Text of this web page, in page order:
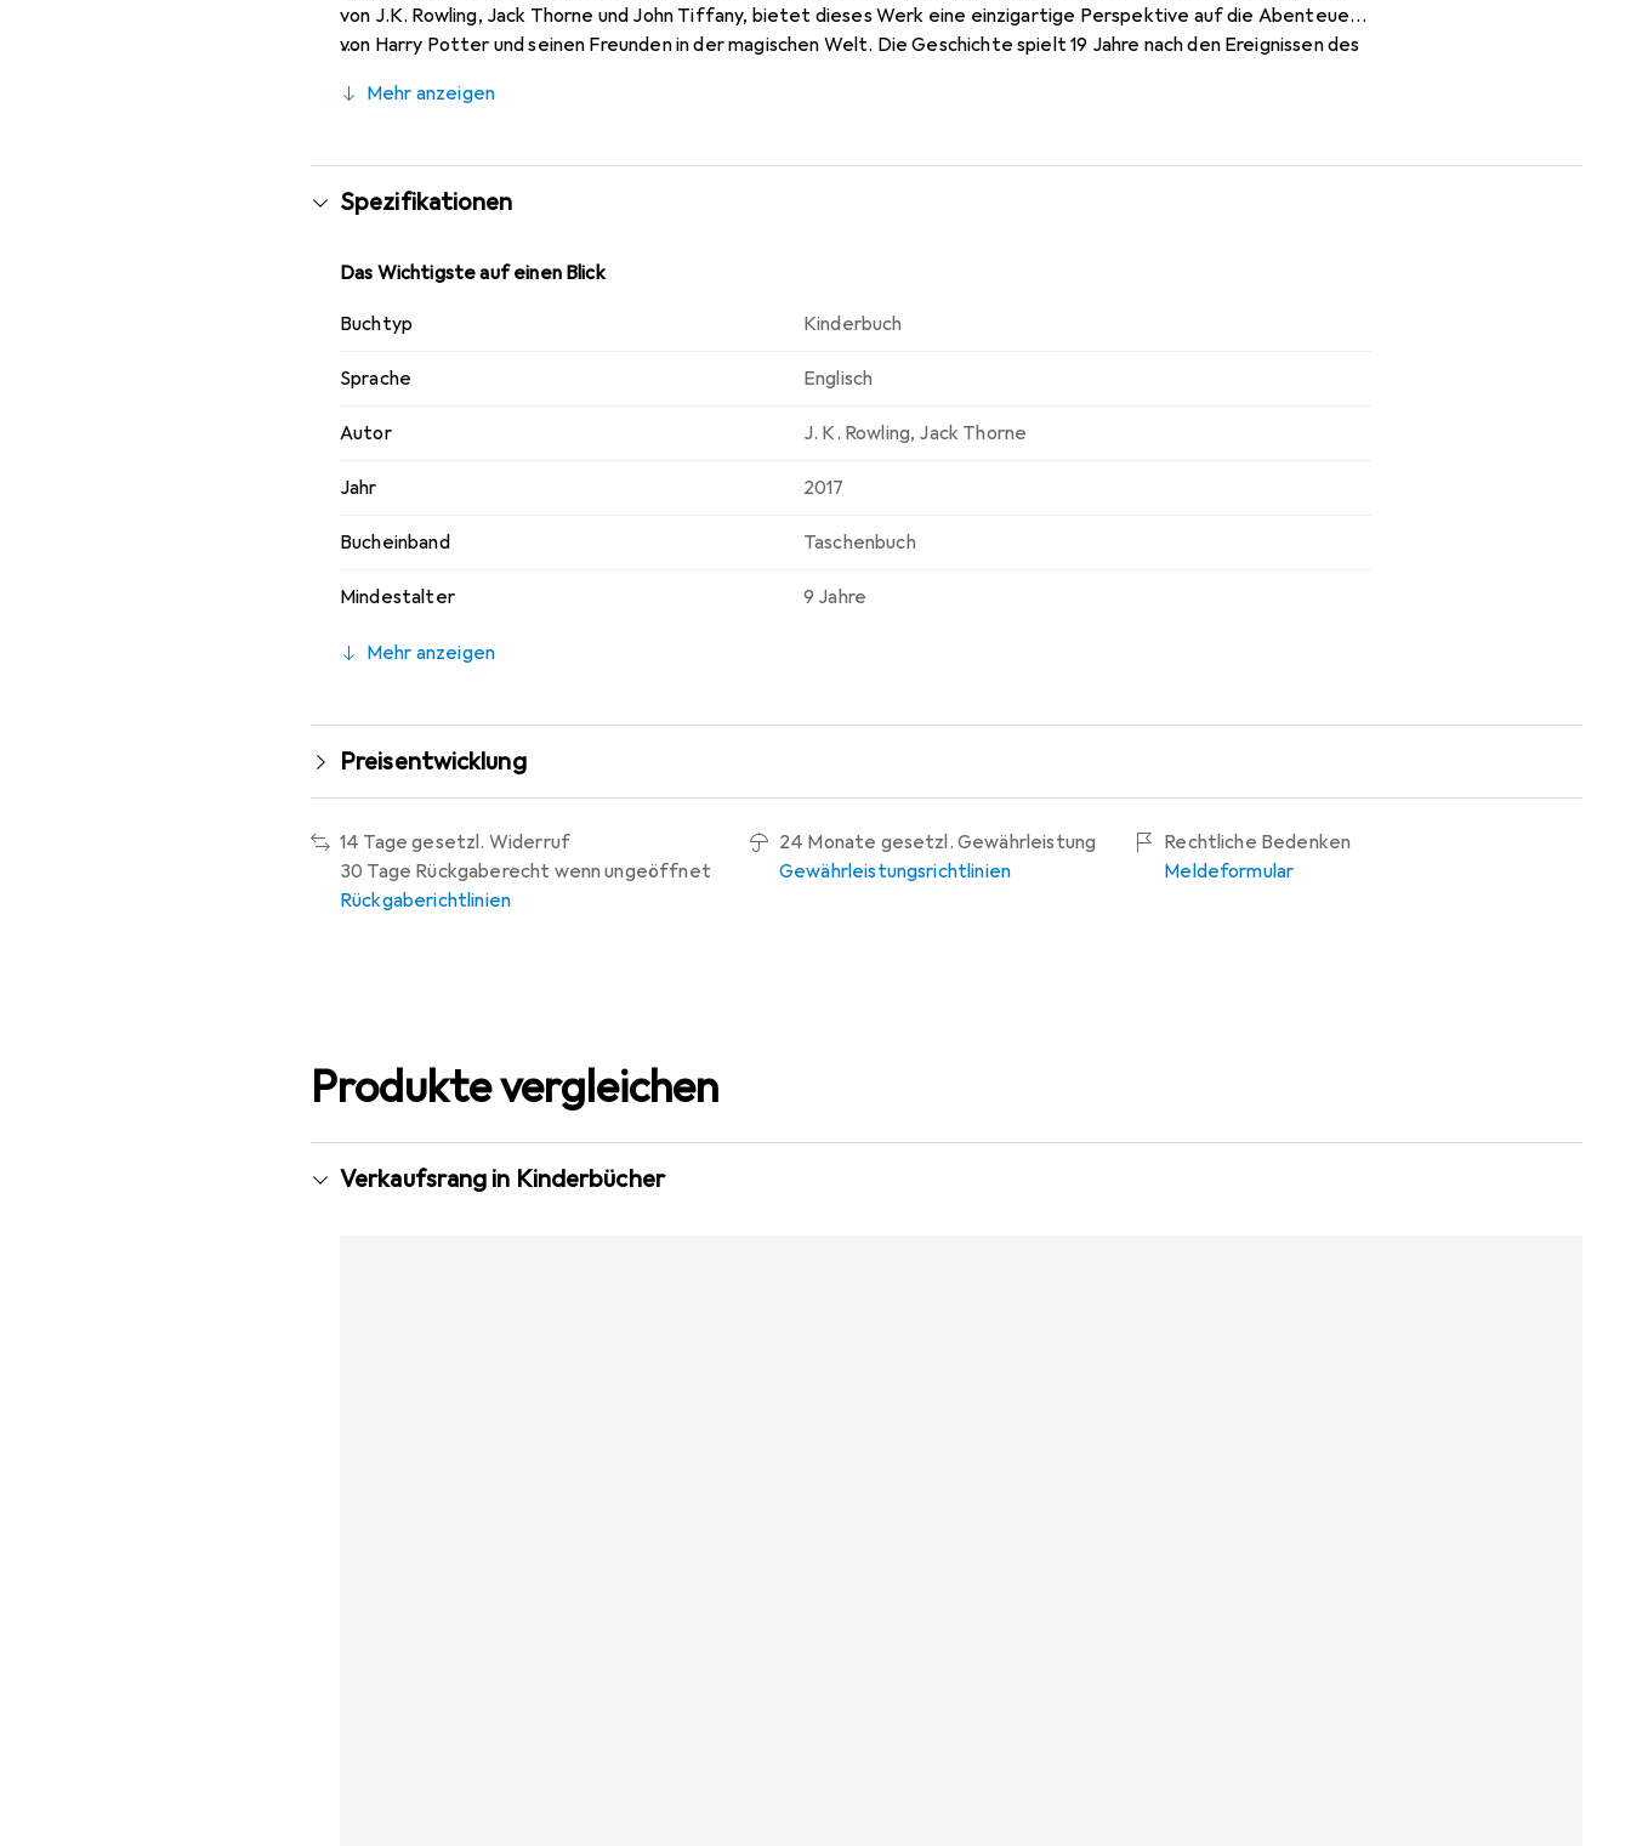
von J.K. Rowling, Jack Thorne und John Tiffany, bietet dieses Werk eine einzigartige Perspektive auf die Abenteuer
von Harry Potter und seinen Freunden in der magischen Welt. Die Geschichte spielt 19 Jahre nach den Ereignissen des
jüngeren Sohn Albus. Die Themen Freundschaft, Familie und die Herausforderungen des Erwachsenwerdens stehen im
während die englische Sprache das Buch für eine breite Leserschaft zugänglich macht. Mit einem empfohlenen
Mindestalter von 9 Jahren richtet sich das Buch an junge Leser, die die Magie und die Abenteuer von Harry Potter
weiterhin erleben möchten. Die kompakten Masse von 131 mm in der Breite und 27 mm in der Höhe machen es zu
Mehr anzeigen
Spezifikationen
Das Wichtigste auf einen Blick
Buchtyp Kinderbuch
Sprache Englisch
Autor J. K. Rowling, Jack Thorne
Jahr 2017
Bucheinband Taschenbuch
Mindestalter 9 Jahre
Mehr anzeigen
Preisentwicklung
14 Tage gesetzl. Widerruf
30 Tage Rückgaberecht wenn ungeöffnet
Rückgaberichtlinien
24 Monate gesetzl. Gewährleistung
Gewährleistungsrichtlinien
Rechtliche Bedenken
Meldeformular
Produkte vergleichen
Verkaufsrang in Kinderbücher